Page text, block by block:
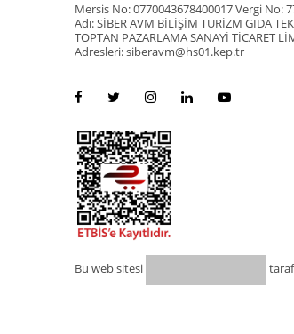
Mersis No: 0770043678400017 Vergi No:
Adı: SİBER AVM BİLİŞİM TURİZM GIDA
TOPTAN PAZARLAMA SANAYİ TİCARET
Adresleri: siberavm@hs01.kep.tr
Bu web sitesi